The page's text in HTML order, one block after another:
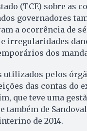
(TCE) sobre as
governadores
a ocorrência de
irregularidades
dos
utilizados pelos
das contas do
que teve uma
também de
de 2014.